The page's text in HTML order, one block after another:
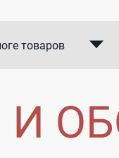
товаров